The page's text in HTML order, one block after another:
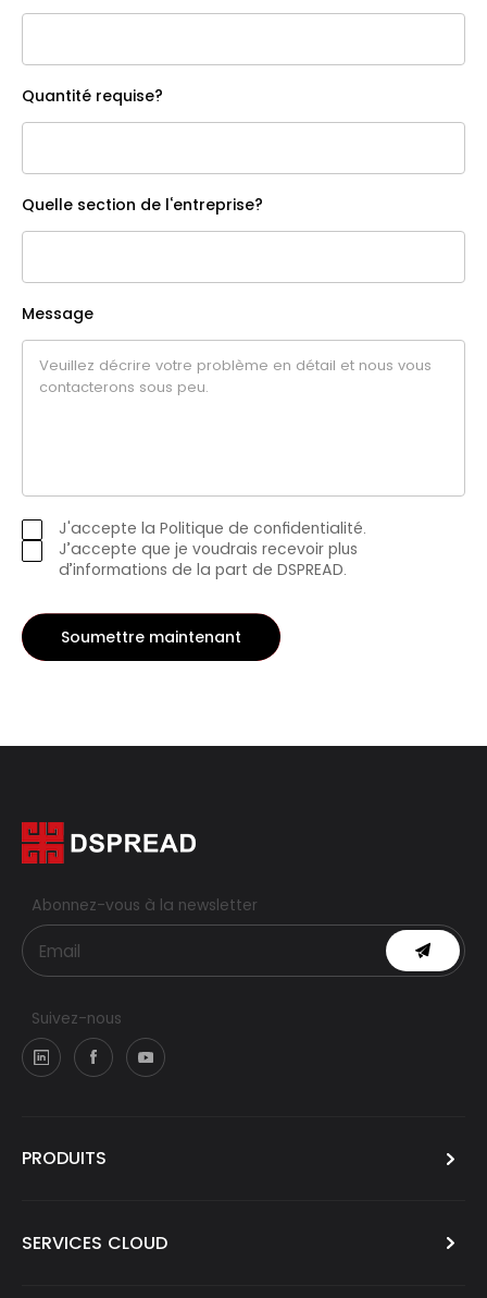
Quantité requise?
Quelle section de l‘entreprise?
Message
J'accepte la Politique de confidentialité.
J’accepte que je voudrais recevoir plus
d’informations de la part de DSPREAD.
Soumettre maintenant
Abonnez-vous à la newsletter
Suivez-nous
PRODUITS
SERVICES CLOUD